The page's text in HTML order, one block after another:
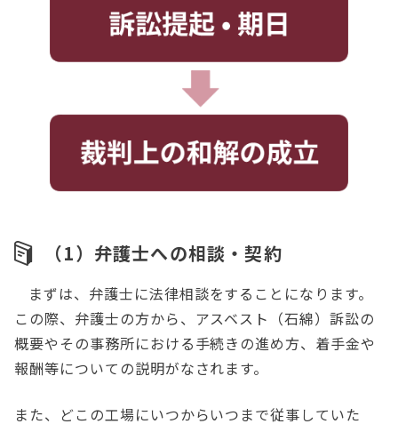
（1）弁護士への相談・契約
まずは、弁護士に法律相談をすることになります。
この際、弁護士の方から、アスベスト（石綿）訴訟の
概要やその事務所における手続きの進め方、着手金や
報酬等についての説明がなされます。
また、どこの工場にいつからいつまで従事していた